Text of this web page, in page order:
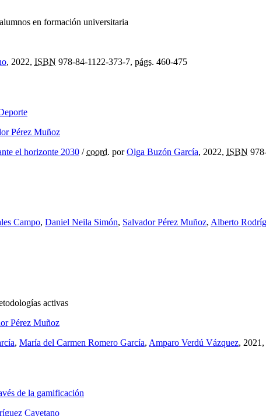
en formación universitaria
, 2022, ISBN 978-84-1122-373-7, págs. 460-475
Pérez Muñoz
el horizonte 2030 /coord. porOlga Buzón García, 2022, ISBN
Campo, Daniel Neila Simón, Salvador Pérez Muñoz, Alberto
activas
Pérez Muñoz
, María del Carmen Romero García, Amparo Verdú Vázquez, 2021,
de la gamificación
Cayetano